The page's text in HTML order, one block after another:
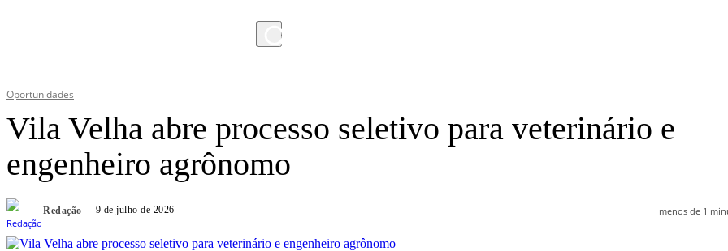
Oportunidades
Vila Velha abre processo seletivo para veterinário e
engenheiro agrônomo
Redação 9 de julho de 2026 menos de 1